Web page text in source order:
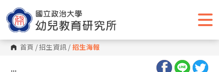
到
主
要
內
容
區 首頁 /招生資訊 / 招生海報